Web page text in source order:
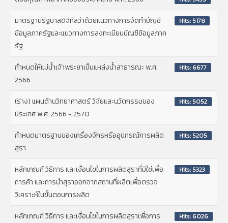
มาตรฐานรัฐบาลดิจิทัลว่าด้วยแนวทางการจัดทำบัญชี
ข้อมูลภาครัฐและแนวทางการลงทะเบียนบัญชีข้อมูลภาค
รัฐ
Hits: 5178
กำหนดให้แม่น้ำเจ้าพระยาเป็นแหล่งน้ำสาธารณะ พ.ศ.
2566
Hits: 6677
(ร่าง) แผนด้านวิทยาศาสตร์ วิจัยและนวัตกรรมของ
ประเทศ พ.ศ. 2566 - 2570
Hits: 5052
กำหนดมาตรฐานของเครื่องจักรหรืออุปกรณ์การผลิต
สุรา
Hits: 5205
หลักเกณฑ์ วิธีการ และเงื่อนไขในการผลิตสุราที่มิใช่เพื่อ
การค้า และการนำสุราออกจากสถานที่ผลิตเพื่อตรวจ
วิเคราะห์ในขั้นตอนการผลิต
Hits: 5323
หลักเกณฑ์ วิธีการ และเงื่อนไขในการผลิตสุราเพื่อการ
Hits: 6026